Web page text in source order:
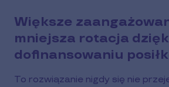
Większe
mniejsza rotacja
dofinansowaniu
To rozwiązanie nigdy się nie